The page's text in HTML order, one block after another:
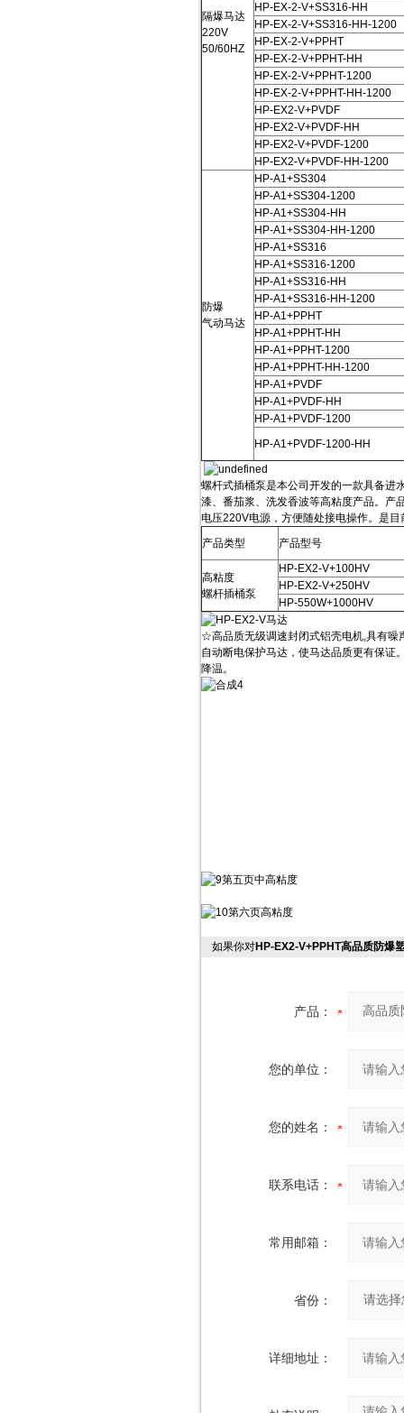
隔爆马达
220V
50/60HZ
HP-EX-2-V+SS316-HH
HP-EX-2-V+SS316-HH-1200
HP-EX-2-V+PPHT
HP-EX-2-V+PPHT-HH
HP-EX-2-V+PPHT-1200
HP-EX-2-V+PPHT-HH-1200
HP-EX2-V+PVDF
HP-EX2-V+PVDF-HH
HP-EX2-V+PVDF-1200
HP-EX2-V+PVDF-HH-1200
防爆
气动马达
HP-A1+SS304
HP-A1+SS304-1200
HP-A1+SS304-HH
HP-A1+SS304-HH-1200
HP-A1+SS316
HP-A1+SS316-1200
HP-A1+SS316-HH
HP-A1+SS316-HH-1200
HP-A1+PPHT
HP-A1+PPHT-HH
HP-A1+PPHT-1200
HP-A1+PPHT-HH-1200
HP-A1+PVDF
HP-A1+PVDF-HH
HP-A1+PVDF-1200
HP-A1+PVDF-1200-HH
螺杆式插桶泵是本公司开发的一款具备进
漆、番茄浆、洗发香波等高粘度产品。产
电压220V电源，方便随处接电操作。是
产品类型
产品型号
高粘度
螺杆插桶泵
HP-EX2-V+100HV
HP-EX2-V+250HV
HP-550W+1000HV
☆高品质无级调速封闭式铝壳电机,具有噪
自动断电保护马达，使马达品质更有保证
降温。
如果你对HP-EX2-V+PPHT高品质防爆
产品：
您的单位：
您的姓名：
联系电话：
常用邮箱：
省份：
详细地址：